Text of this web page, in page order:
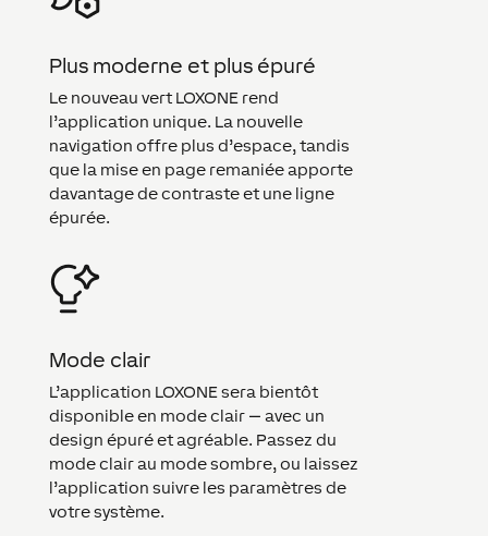
Plus moderne et plus épuré
Le nouveau vert LOXONE rend
l’application unique. La nouvelle
navigation offre plus d’espace, tandis
que la mise en page remaniée apporte
davantage de contraste et une ligne
épurée.
Mode clair
L’application LOXONE sera bientôt
disponible en mode clair — avec un
design épuré et agréable. Passez du
mode clair au mode sombre, ou laissez
l’application suivre les paramètres de
votre système.